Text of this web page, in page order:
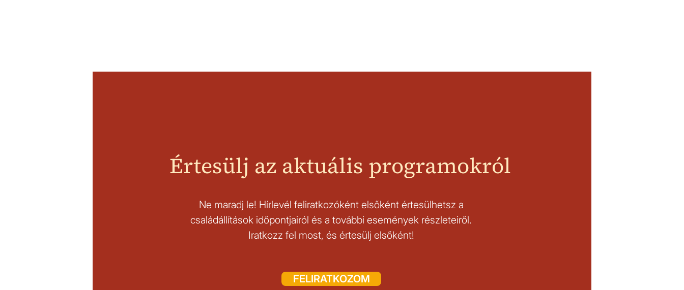
Értesülj az aktuális programokról
Ne maradj le! Hírlevél feliratkozóként elsőként értesülhetsz a
családállítások időpontjairól és a további események részleteiről.
Iratkozz fel most, és értesülj elsőként!
FELIRATKOZOM